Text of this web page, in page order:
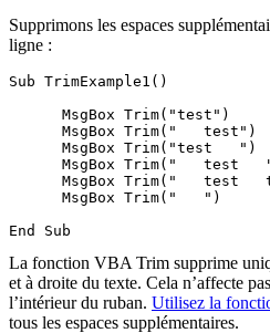
Supprimons les espaces
ligne :
Sub TrimExample1()
MsgBox Trim("test")
MsgBox Trim("   test")
MsgBox Trim("test   ")
MsgBox Trim("   test
MsgBox Trim("   test
MsgBox Trim("   ")
La fonction VBA Trim supprime
et à droite du texte. Cela n’affecte
l’intérieur du ruban. Utilisez la
tous les espaces supplémentaires.